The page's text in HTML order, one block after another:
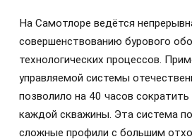
На Самотлоре ведётся
совершенствованию бурового
технологических процессов.
управляемой системы
позволило на 40 часов
каждой скважины. Эта система
сложные профили с большим